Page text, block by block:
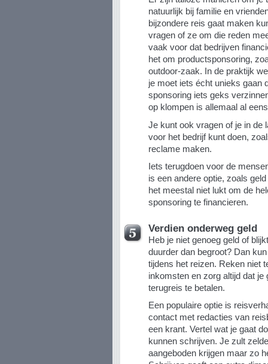
natuurlijk bij familie en
bijzondere reis gaat maken
vragen of ze om die reden
vaak voor dat bedrijven
het om productsponsoring,
outdoor-zaak. In de praktijk
je moet iets écht unieks gaan
sponsoring iets geks
op klompen is allemaal al
Je kunt ook vragen of je in de
voor het bedrijf kunt doen,
reclame maken.
Iets terugdoen voor de
is een andere optie, zoals
het meestal niet lukt om de
sponsoring te financieren.
Verdien onderweg geld
Heb je niet genoeg geld of
duurder dan begroot? Dan
tijdens het reizen. Reken niet
inkomsten en zorg altijd dat
terugreis te betalen.
Een populaire optie is
contact met redacties van
een krant. Vertel wat je gaat
kunnen schrijven. Je zult
aangeboden krijgen maar zo